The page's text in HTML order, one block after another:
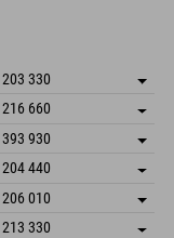
330
l'adresse
660
l'adresse
d'arrivée
930
l'adresse
440
l'adresse
d'arrivée
010
l'adresse
330